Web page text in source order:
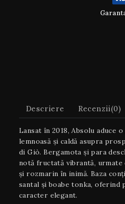
Descriere Recenzii(0)
Lansat în 2018, Absolu aduce
lemnoasă și caldă asupra
di Giò. Bergamota și para
notă fructată vibrantă, urmate
și rozmarin în inimă. Baza
santal și boabe tonka, oferind
caracter elegant.